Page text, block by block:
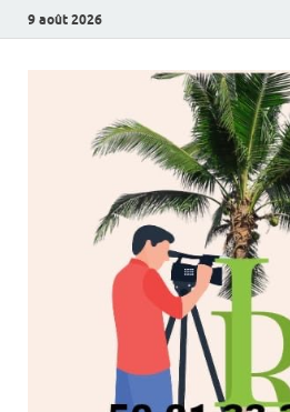
9 août 2026